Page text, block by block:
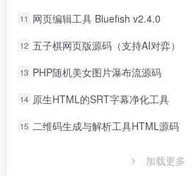
11 网页编辑工具 Bluefish v2.4.0
12 五子棋网页版源码（支持AI对弈）
13 PHP随机美女图片瀑布流源码
14 原生HTML的SRT字幕净化工具
15 二维码生成与解析工具HTML源码
加载更多